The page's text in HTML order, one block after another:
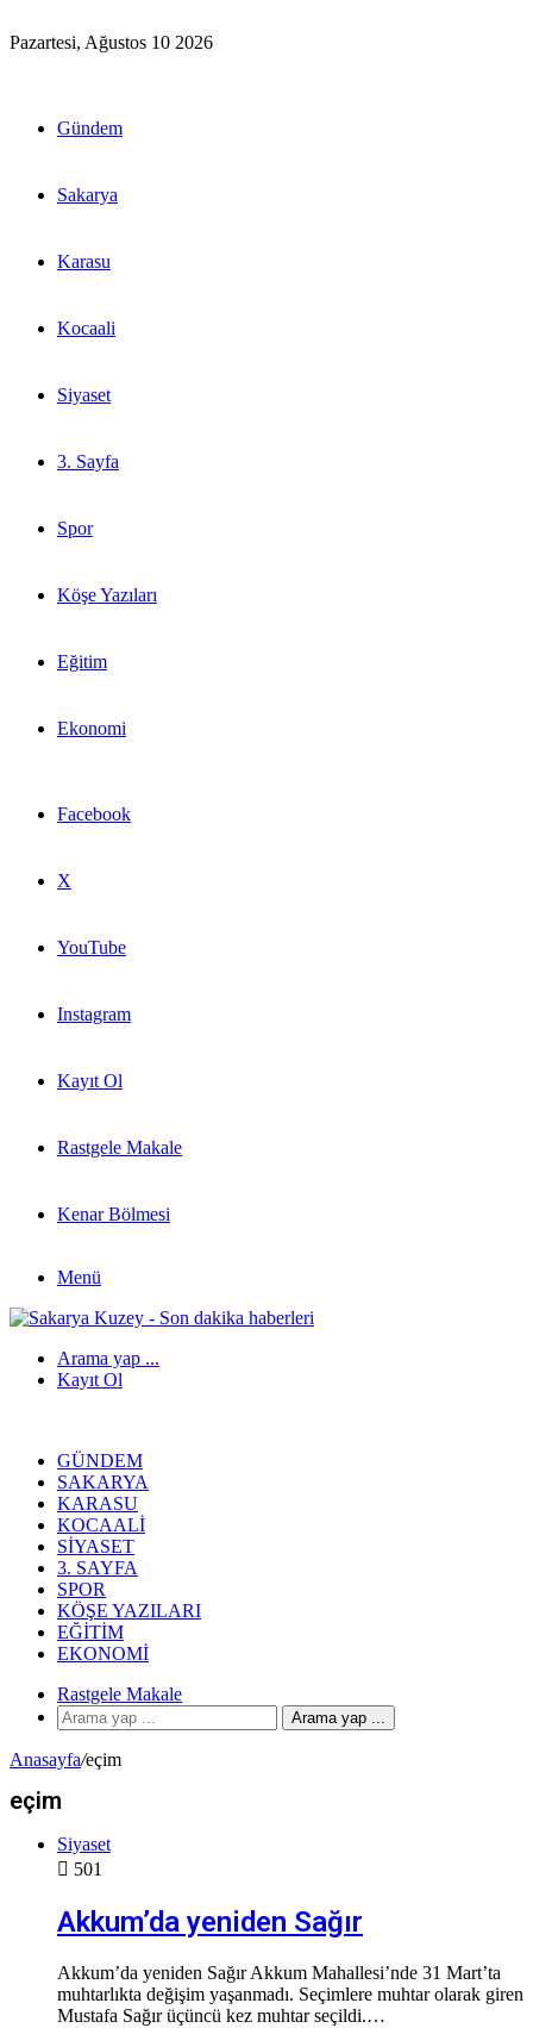
Pazartesi, Ağustos 10 2026
Gündem
Sakarya
Karasu
Kocaali
Siyaset
3. Sayfa
Spor
Köşe Yazıları
Eğitim
Ekonomi
Facebook
X
YouTube
Instagram
Kayıt Ol
Rastgele Makale
Kenar Bölmesi
Menü
Arama yap ...
Kayıt Ol
GÜNDEM
SAKARYA
KARASU
KOCAALI
SIYASET
3. SAYFA
SPOR
KÖŞE YAZILARI
EĞITIM
EKONOMI
Rastgele Makale
Arama yap ...
Anasayfa/eçim
eçim
Siyaset
501
Akkum’da yeniden Sağır
Akkum’da yeniden Sağır Akkum Mahallesi’nde 31 Mart’ta
muhtarlıkta değişim yaşanmadı. Seçimlere muhtar olarak giren
Mustafa Sağır üçüncü kez muhtar seçildi.…